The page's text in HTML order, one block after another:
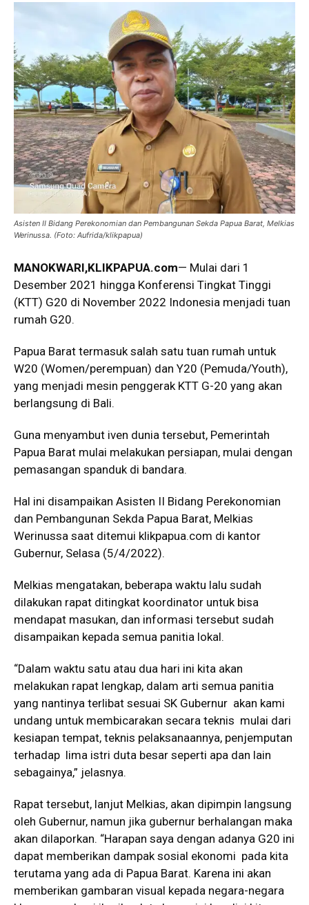
Asisten II Bidang Perekonomian dan Pembangunan Sekda Papua Barat, Melkias
Werinussa. (Foto: Aufrida/klikpapua)
MANOKWARI,KLIKPAPUA.com— Mulai dari 1
Desember 2021 hingga Konferensi Tingkat Tinggi
(KTT) G20 di November 2022 Indonesia menjadi tuan
rumah G20.
Papua Barat termasuk salah satu tuan rumah untuk
W20 (Women/perempuan) dan Y20 (Pemuda/Youth),
yang menjadi mesin penggerak KTT G-20 yang akan
berlangsung di Bali.
Guna menyambut iven dunia tersebut, Pemerintah
Papua Barat mulai melakukan persiapan, mulai dengan
pemasangan spanduk di bandara.
Hal ini disampaikan Asisten II Bidang Perekonomian
dan Pembangunan Sekda Papua Barat, Melkias
Werinussa saat ditemui klikpapua.com di kantor
Gubernur, Selasa (5/4/2022).
Melkias mengatakan, beberapa waktu lalu sudah
dilakukan rapat ditingkat koordinator untuk bisa
mendapat masukan, dan informasi tersebut sudah
disampaikan kepada semua panitia lokal.
“Dalam waktu satu atau dua hari ini kita akan
melakukan rapat lengkap, dalam arti semua panitia
yang nantinya terlibat sesuai SK Gubernur akan kami
undang untuk membicarakan secara teknis mulai dari
kesiapan tempat, teknis pelaksanaannya, penjemputan
terhadap lima istri duta besar seperti apa dan lain
sebagainya,” jelasnya.
Rapat tersebut, lanjut Melkias, akan dipimpin langsung
oleh Gubernur, namun jika gubernur berhalangan maka
akan dilaporkan. “Harapan saya dengan adanya G20 ini
dapat memberikan dampak sosial ekonomi pada kita
terutama yang ada di Papua Barat. Karena ini akan
memberikan gambaran visual kepada negara-negara